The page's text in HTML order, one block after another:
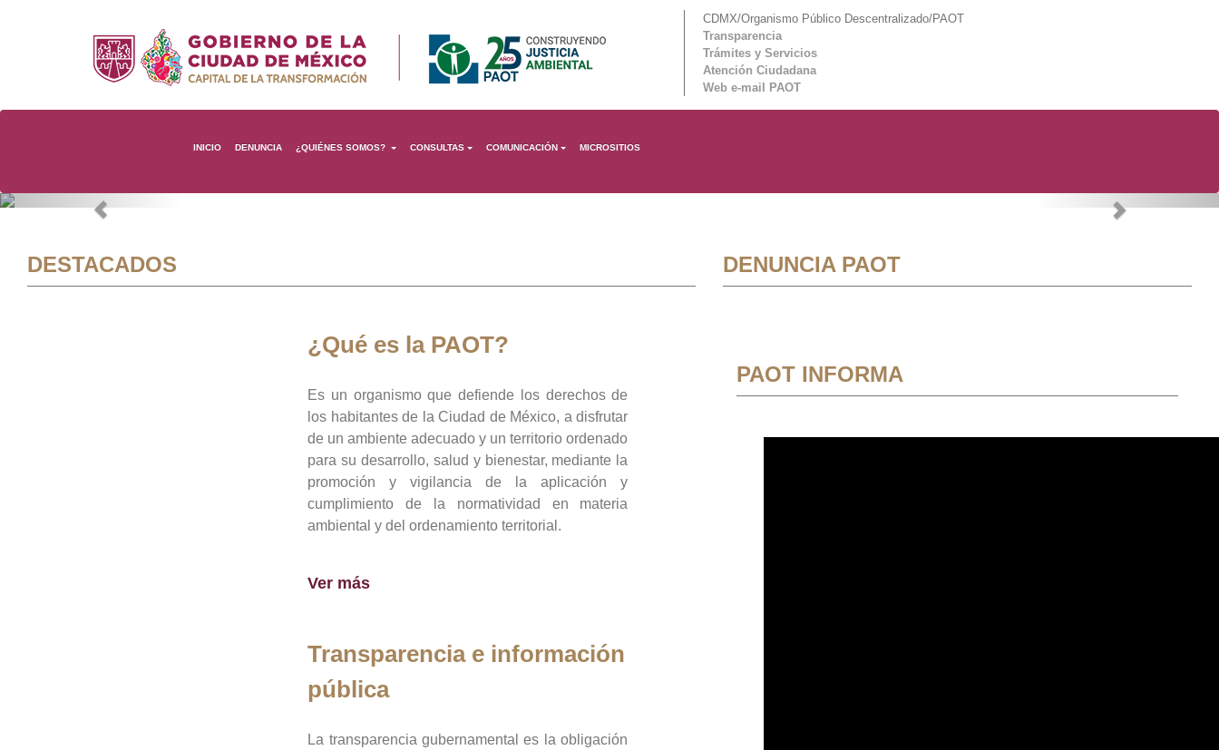
CDMX/Organismo Público Descentralizado/PAOT
Transparencia
Trámites y Servicios
Atención Ciudadana
Web e-mail PAOT
INICIO DENUNCIA ¿QUIÉNES SOMOS? CONSULTAS COMUNICACIÓN MICROSITIOS
Previous Next
DESTACADOS
¿Qué es la PAOT?
Es un organismo que defiende los derechos de
los habitantes de la Ciudad de México, a disfrutar
de un ambiente adecuado y un territorio ordenado
para su desarrollo, salud y bienestar, mediante la
promoción y vigilancia de la aplicación y
cumplimiento de la normatividad en materia
ambiental y del ordenamiento territorial.
Ver más
Transparencia e información
pública
La transparencia gubernamental es la obligación
DENUNCIA PAOT
PAOT INFORMA